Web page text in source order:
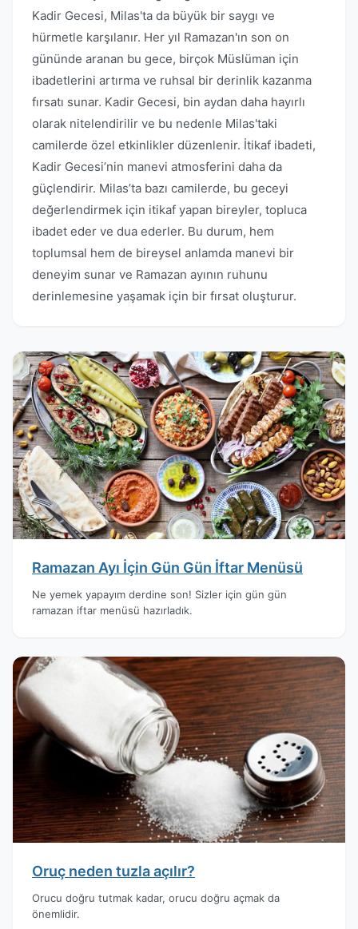
Kadir Gecesi, Milas'ta da büyük bir saygı ve
hürmetle karşılanır. Her yıl Ramazan'ın son on
gününde aranan bu gece, birçok Müslüman için
ibadetlerini artırma ve ruhsal bir derinlik kazanma
fırsatı sunar. Kadir Gecesi, bin aydan daha hayırlı
olarak nitelendirilir ve bu nedenle Milas'taki
camilerde özel etkinlikler düzenlenir. İtikaf ibadeti,
Kadir Gecesi’nin manevi atmosferini daha da
güçlendirir. Milas’ta bazı camilerde, bu geceyi
değerlendirmek için itikaf yapan bireyler, topluca
ibadet eder ve dua ederler. Bu durum, hem
toplumsal hem de bireysel anlamda manevi bir
deneyim sunar ve Ramazan ayının ruhunu
derinlemesine yaşamak için bir fırsat oluşturur.
Ramazan Ayı İçin Gün Gün İftar Menüsü
Ne yemek yapayım derdine son! Sizler için gün gün
ramazan iftar menüsü hazırladık.
Oruç neden tuzla açılır?
Orucu doğru tutmak kadar, orucu doğru açmak da
önemlidir.